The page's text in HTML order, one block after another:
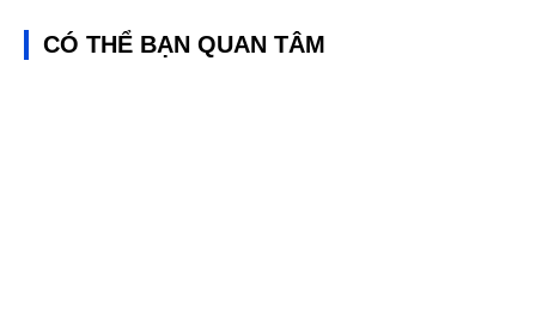
CÓ THỂ BẠN QUAN TÂM